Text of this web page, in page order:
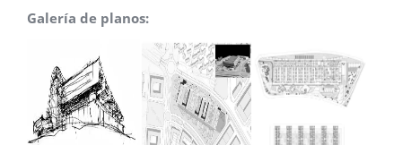
Galería de planos: